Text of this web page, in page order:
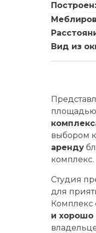
Построен:
Вид из
площадью
выбором
аренду
комплекс.
Студия
для
Комплекс
и хорошо